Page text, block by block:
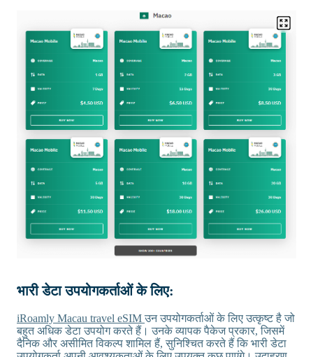
भारी डेटा उपयोगकर्ताओं के लिए:
iRoamly Macau travel eSIMउन उपयोगकर्ताओं के लिए उत्कृष्ट है जो
बहुत अधिक डेटा उपयोग करते हैं। उनके व्यापक पैकेज प्रकार, जिसमें
दैनिक और असीमित विकल्प शामिल हैं, सुनिश्चित करते हैं कि भारी डेटा